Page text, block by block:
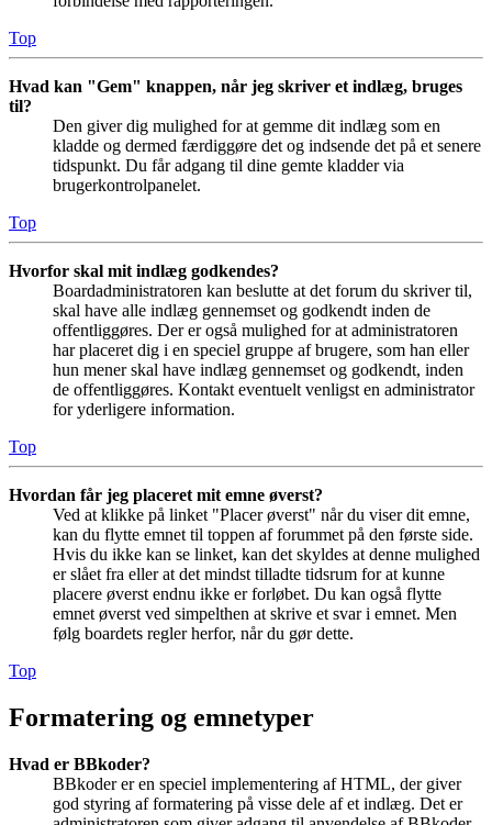
Top
Hvad kan "Gem" knappen, når jeg skriver et indlæg, bruges
til?
Den giver dig mulighed for at gemme dit indlæg som en
kladde og dermed færdiggøre det og indsende det på et senere
tidspunkt. Du får adgang til dine gemte kladder via
brugerkontrolpanelet.
Top
Hvorfor skal mit indlæg godkendes?
Boardadministratoren kan beslutte at det forum du skriver til,
skal have alle indlæg gennemset og godkendt inden de
offentliggøres. Der er også mulighed for at administratoren
har placeret dig i en speciel gruppe af brugere, som han eller
hun mener skal have indlæg gennemset og godkendt, inden
de offentliggøres. Kontakt eventuelt venligst en administrator
for yderligere information.
Top
Hvordan får jeg placeret mit emne øverst?
Ved at klikke på linket "Placer øverst" når du viser dit emne,
kan du flytte emnet til toppen af forummet på den første side.
Hvis du ikke kan se linket, kan det skyldes at denne mulighed
er slået fra eller at det mindst tilladte tidsrum for at kunne
placere øverst endnu ikke er forløbet. Du kan også flytte
emnet øverst ved simpelthen at skrive et svar i emnet. Men
følg boardets regler herfor, når du gør dette.
Top
Formatering og emnetyper
Hvad er BBkoder?
BBkoder er en speciel implementering af HTML, der giver
god styring af formatering på visse dele af et indlæg. Det er